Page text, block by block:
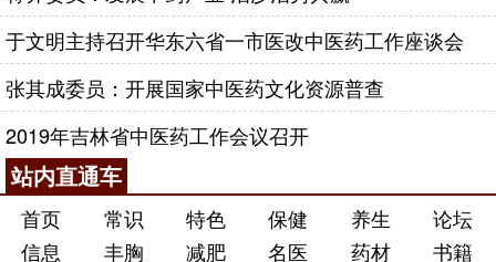
于文明主持召开华东六省一市医改中医药工作座谈会
张其成委员：开展国家中医药文化资源普查
2019年吉林省中医药工作会议召开
站内直通车
首页 常识 特色 保健 养生
论坛
信息
丰胸 减肥 名医 药材
书籍